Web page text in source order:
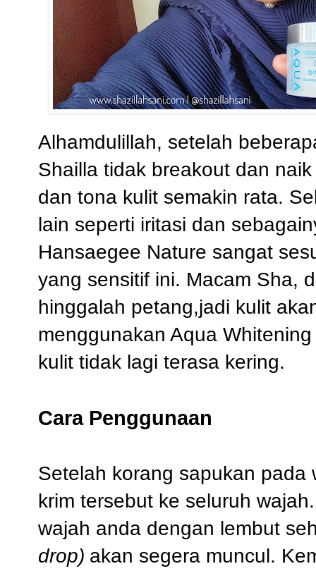
Alhamdulillah, setelah
Shailla tidak breakout dan
dan tona kulit semakin rata.
lain seperti iritasi dan
Hansaegee Nature sangat
yang sensitif ini. Macam Sha,
hinggalah petang,jadi kulit
menggunakan Aqua
kulit tidak lagi terasa kering.
Cara Penggunaan
Setelah korang sapukan pada
krim tersebut ke seluruh
wajah anda dengan lembut
drop) akan segera muncul.